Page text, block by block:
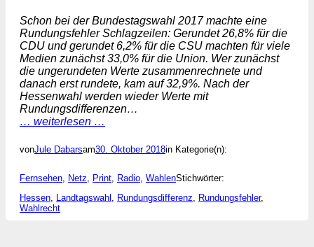
Schon bei der Bundestagswahl 2017 machte eine
Rundungsfehler Schlagzeilen: Gerundet 26,8% für die
CDU und gerundet 6,2% für die CSU machten für viele
Medien zunächst 33,0% für die Union. Wer zunächst
die ungerundeten Werte zusammenrechnete und
danach erst rundete, kam auf 32,9%. Nach der
Hessenwahl werden wieder Werte mit
Rundungsdifferenzen…
… weiterlesen …
vonJule Dabarsam30. Oktober 2018in Kategorie(n):
Fernsehen, Netz, Print, Radio, WahlenStichwörter:
Hessen, Landtagswahl , Rundungsdifferenz, Rundungsfehler
Wahlrecht